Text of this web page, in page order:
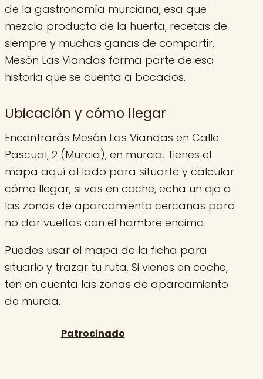
de la gastronomía murciana, esa que
mezcla producto de la huerta, recetas de
siempre y muchas ganas de compartir.
Mesón Las Viandas forma parte de esa
historia que se cuenta a bocados.
Ubicación y cómo llegar
Encontrarás Mesón Las Viandas en Calle
Pascual, 2 (Murcia), en murcia. Tienes el
mapa aquí al lado para situarte y calcular
cómo llegar; si vas en coche, echa un ojo a
las zonas de aparcamiento cercanas para
no dar vueltas con el hambre encima.
Puedes usar el mapa de la ficha para
situarlo y trazar tu ruta. Si vienes en coche,
ten en cuenta las zonas de aparcamiento
de murcia.